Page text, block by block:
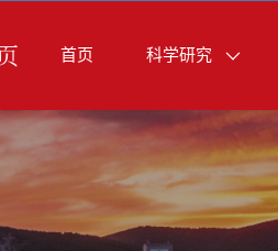
首页 科学研究